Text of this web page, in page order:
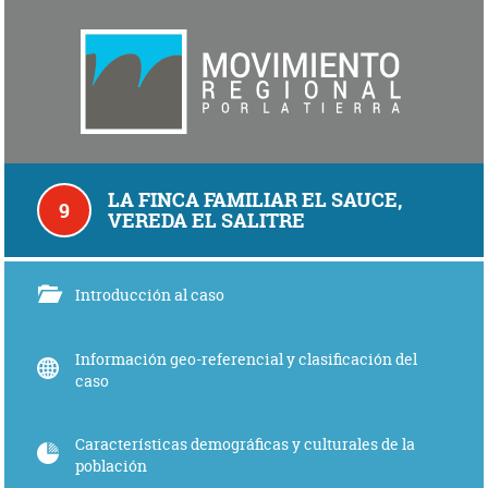
9 LA FINCA FAMILIAR EL SAUCE,
VEREDA EL SALITRE
Introducción al caso
Información geo-referencial y clasificación del
caso
Características demográficas y culturales de la
población